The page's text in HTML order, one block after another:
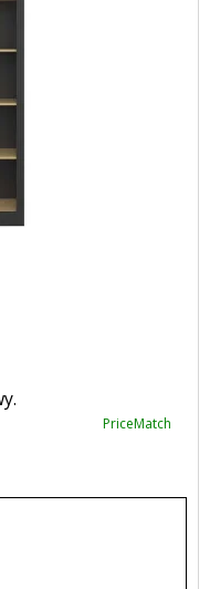
PriceMatch